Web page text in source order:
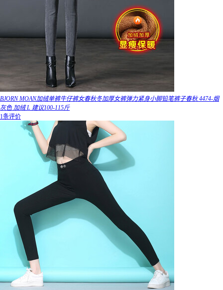
BJORN MOAN加绒单裤牛仔裤女春秋冬加厚女裤弹力紧身小脚铅笔裤子春秋 4474-烟
灰色 加绒 L 建议100-115斤
1条评价